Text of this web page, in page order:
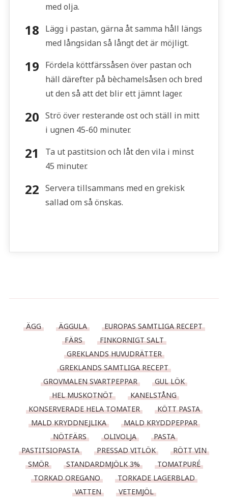
med olja.
Lägg i pastan, gärna åt samma håll längs
med långsidan så långt det är möjligt.
Fördela köttfärssåsen över pastan och
häll därefter på bèchamelsåsen och bred
ut den så att det blir ett jämnt lager.
Strö över resterande ost och ställ in mitt
i ugnen 45-60 minuter.
Ta ut pastitsion och låt den vila i minst
45 minuter.
Servera tillsammans med en grekisk
sallad om så önskas.
ÄGG ÄGGULA
EUROPAS SAMTLIGA RECEPT
FÄRS
FINKORNIGT SALT
GREKLANDS HUVUDRÄTTER
GREKLANDS SAMTLIGA RECEPT
GROVMALEN SVARTPEPPAR
GUL LÖK
HEL MUSKOTNÖT
KANELSTÅNG
KONSERVERADE HELA TOMATER
KÖTT PASTA
MALD KRYDDNEJLIKA
MALD KRYDDPEPPAR
NÖTFÄRS
OLIVOLJA
PASTA
PASTITSIOPASTA
PRESSAD VITLÖK
RÖTT VIN
SMÖR
STANDARDMJÖLK 3%
TOMATPURÉ
TORKAD OREGANO
TORKADE LAGERBLAD
VATTEN
VETEMJÖL